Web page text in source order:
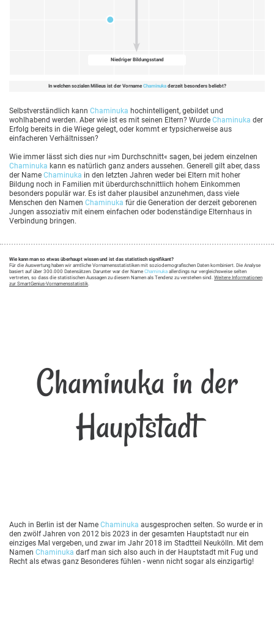
Niedriger Bildungsstand
In welchen sozialen Milieus ist der Vorname Chaminukaderzeit besonders beliebt?
Selbstverständlich kann Chaminuka hochintelligent, gebildet und
wohlhabend werden. Aber wie ist es mit seinen Eltern? Wurde Chaminuka der
Erfolg bereits in die Wiege gelegt, oder kommt er typsicherweise aus
einfacheren Verhältnissen?
Wie immer lässt sich dies nur »im Durchschnitt« sagen, bei jedem einzelnen
Chaminuka kann es natürlich ganz anders aussehen. Generell gilt aber, dass
der Name Chaminuka in den letzten Jahren weder bei Eltern mit hoher
Bildung noch in Familien mit überdurchschnittlich hohem Einkommen
besonders populär war. Es ist daher plausibel anzunehmen, dass viele
Menschen den Namen Chaminuka für die Generation der derzeit geborenen
Jungen assoziativ mit einem einfachen oder bodenständige Elternhaus in
Verbindung bringen.
Wie kann man so etwas überhaupt wissen und ist das statistisch signifikant?
Für die Auswertung haben wir amtliche Vornamensstatistiken mit soziodemografischen Daten kombiniert. Die Analyse
basiert auf über 300.000 Datensätzen. Darunter war der Name Chaminuka allerdings nur vergleichsweise selten
vertreten, so dass die statistischen Aussagen zu diesem Namen als Tendenz zu verstehen sind. Weitere Informationen
zur SmartGenius-Vornamensstatistik.
Chaminuka in der
Hauptstadt
Auch in Berlin ist der Name Chaminuka ausgesprochen selten. So wurde er in
den zwölf Jahren von 2012 bis 2023 in der gesamten Hauptstadt nur ein
einziges Mal vergeben, und zwar im Jahr 2018 im Stadtteil Neukölln. Mit dem
Namen Chaminuka darf man sich also auch in der Hauptstadt mit Fug und
Recht als etwas ganz Besonderes fühlen - wenn nicht sogar als einzigartig!